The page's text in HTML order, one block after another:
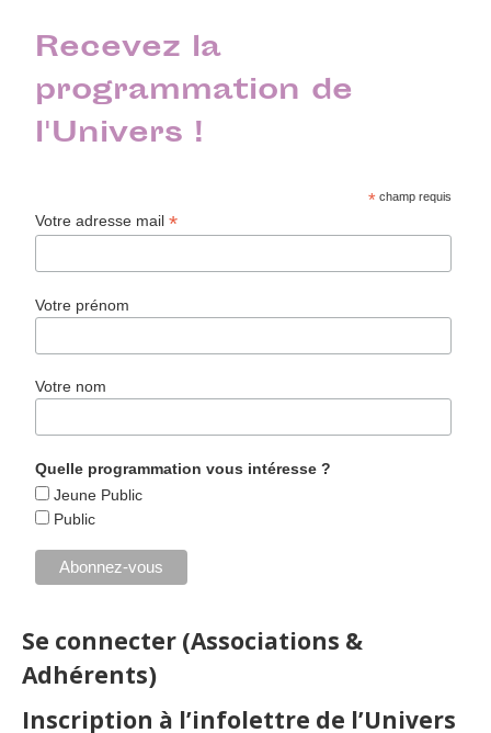
Recevez la
programmation de
l'Univers !
* champ requis
Votre adresse mail*
Votre prénom
Votre nom
Quelle programmation vous intéresse ?
Jeune Public
Public
Se connecter (Associations &
Adhérents)
Inscription à l’infolettre de l’Univers